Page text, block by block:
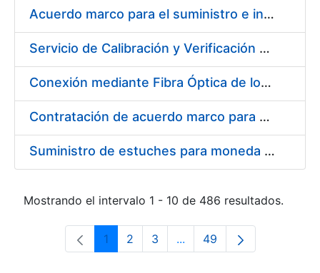
Acuerdo marco para el suministro e instalación de persianas, estores y otros complementos
Servicio de Calibración y Verificación Externa de los Equipos de Medición del Servicio de Prevención de la FNMT-RCM
Conexión mediante Fibra Óptica de los Centros de Proceso de Datos (CPDs) de las sedes de la FNMT-RCM de Burgos y Madrid
Contratación de acuerdo marco para el Suministro de Material de Electricidad para la Fábrica Nacional de Moneda y Timbre-Real Casa de la Moneda en su centro de trabajo de Burgos
Suministro de estuches para moneda de 30 €
Mostrando el intervalo 1 - 10 de 486 resultados.
Página
1 Página
2 Página
3 ...Páginas intermedias Use
Página
49